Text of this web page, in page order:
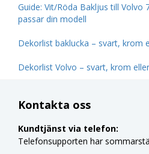
Guide: Vit/Röda Bakljus till Volvo
passar din modell
Dekorlist baklucka – svart, krom
Dekorlist Volvo – svart, krom
Kontakta oss
Kundtjänst via telefon:
Telefonsupporten har